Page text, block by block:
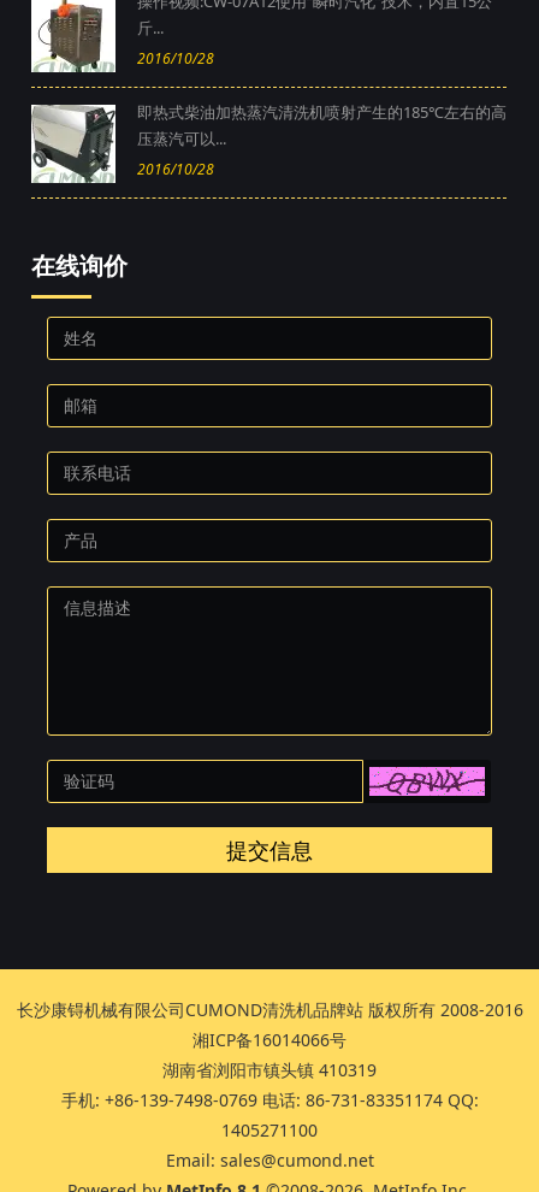
斤...
2016/10/28
即热式柴油加热蒸汽清洗机喷射产生的185℃左右的高
压蒸汽可以...
2016/10/28
在线询价
提交信息
长沙康锝机械有限公司CUMOND清洗机品牌站 版权所有 2008-2016
湘ICP备16014066号
湖南省浏阳市镇头镇 410319
手机: +86-139-7498-0769 电话: 86-731-83351174 QQ:
1405271100
Email: sales@cumond.net